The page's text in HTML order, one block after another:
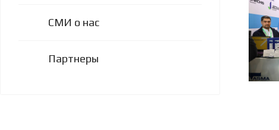
СМИ о нас
Партнеры